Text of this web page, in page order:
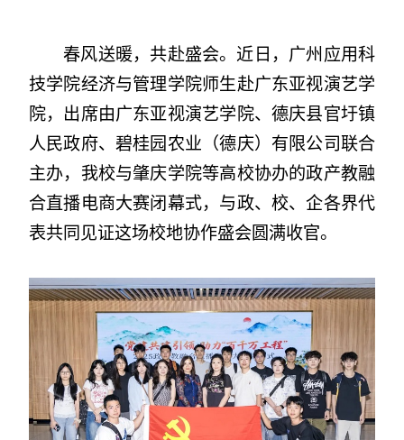
春风送暖，共赴盛会。近日，广州应用科
技学院经济与管理学院师生赴广东亚视演艺学
院，出席由广东亚视演艺学院、德庆县官圩镇
人民政府、碧桂园农业（德庆）有限公司联合
主办，我校与肇庆学院等高校协办的政产教融
合直播电商大赛闭幕式，与政、校、企各界代
表共同见证这场校地协作盛会圆满收官。